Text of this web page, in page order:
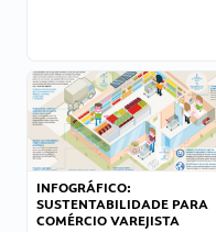
INFOGRÁFICO:
SUSTENTABILIDADE PARA
COMÉRCIO VAREJISTA